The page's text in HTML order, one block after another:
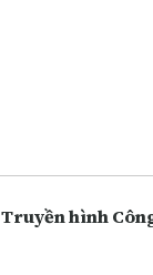
Truyền hình